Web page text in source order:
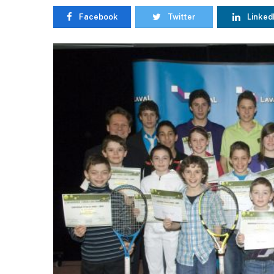
Facebook Twitter